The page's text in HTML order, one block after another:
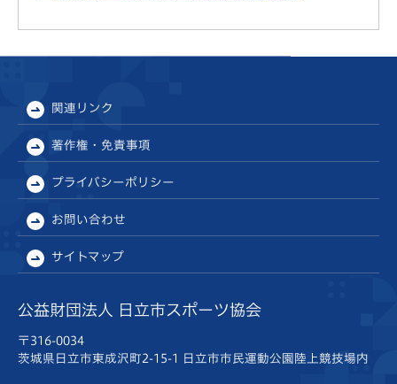
関連リンク
著作権・免責事項
プライバシーポリシー
お問い合わせ
サイトマップ
公益財団法人 日立市スポーツ協会
〒316-0034
茨城県日立市東成沢町2-15-1
日立市市民運動公園陸上競技場内